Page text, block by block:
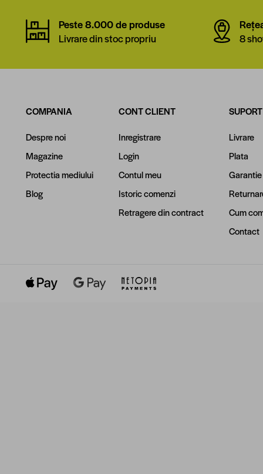
Peste 8.000 de produse
Livrare din stoc propriu
8
COMPANIA
Despre noi
Magazine
Protectia mediului
Blog
CONT CLIENT
Inregistrare
Login
Contul meu
Istoric comenzi
Retragere din contract
Livrare
Plata
Garantie
Cum
Contact